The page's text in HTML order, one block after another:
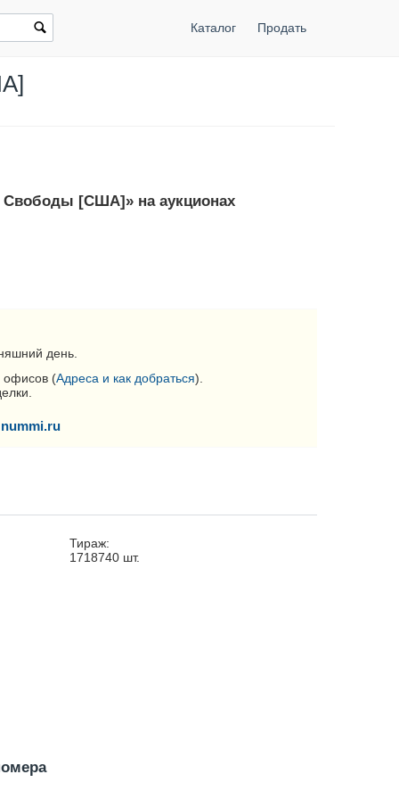
Каталог Продать
Свободы [США]» на аукционах
день.
офисов (Адреса и как добраться).
Тираж:
1718740 шт.